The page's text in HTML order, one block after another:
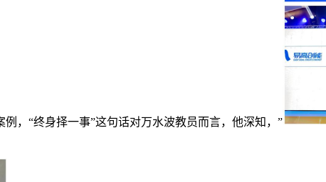
“终身择一事”这句话对万水波教员而言，他深知，”